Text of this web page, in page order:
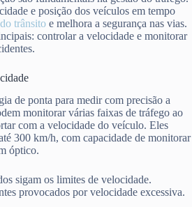
e posição dos veículos em tempo
trânsito e melhora a segurança nas vias.
controlar a velocidade e monitorar
de ponta para medir com precisão a
monitorar várias faixas de tráfego ao
com a velocidade do veículo. Eles
300 km/h, com capacidade de monitorar
óptico.
sigam os limites de velocidade.
provocados por velocidade excessiva.